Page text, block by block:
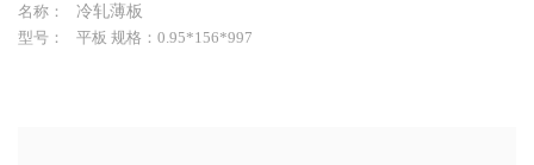
名称：
冷轧薄板
型号：
平板 规格：0.95*156*997